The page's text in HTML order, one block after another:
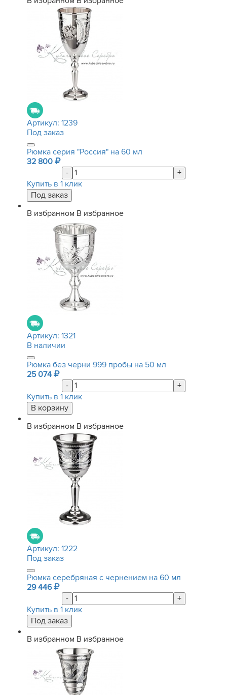
Артикул: 1239
Под заказ
Рюмка серия "Россия" на 60 мл
32 800
-
+
Купить в 1 клик
В избранном В избранное
Артикул: 1321
В наличии
Рюмка без черни 999 пробы на 50 мл
25 074
-
+
Купить в 1 клик
В избранном В избранное
Артикул: 1222
Под заказ
Рюмка серебряная с чернением на 60 мл
29 446
-
+
Купить в 1 клик
В избранном В избранное